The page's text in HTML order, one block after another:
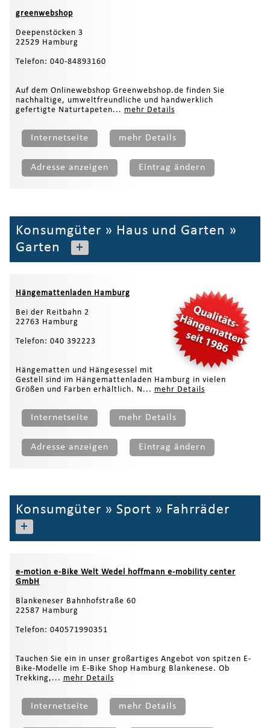
greenwebshop
Deepenstöcken 3
22529 Hamburg
Telefon: 040-84893160
Auf dem Onlinewebshop Greenwebshop.de finden Sie
nachhaltige, umweltfreundliche und handwerklich
gefertigte Naturtapeten... mehr Details
Internetseite mehr Details
Adresse anzeigen Eintrag ändern
Konsumgüter » Haus und Garten »
Garten
+
Hängemattenladen Hamburg
Bei der Reitbahn 2
22763 Hamburg
Telefon: 040 392223
Hängematten und Hängesessel mit
Gestell sind im Hängemattenladen Hamburg in vielen
Größen und Farben erhältlich. N... mehr Details
Internetseite mehr Details
Adresse anzeigen Eintrag ändern
Konsumgüter » Sport » Fahrräder
+
e-motion e-Bike Welt Wedel hoffmann e-mobility center
GmbH
Blankeneser Bahnhofstraße 60
22587 Hamburg
Telefon: 040571990351
Tauchen Sie ein in unser großartiges Angebot von spitzen E-
Bike-Modelle im E-Bike Shop Hamburg Blankenese. Ob
Trekking,... mehr Details
Internetseite mehr Details